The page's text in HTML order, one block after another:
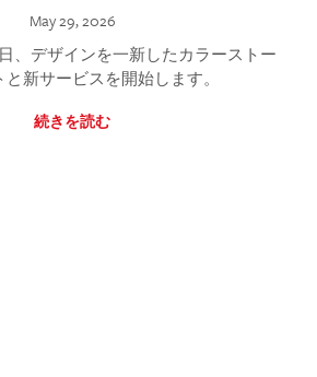
May 29, 2026
、デザインを一新したカラーストー
と新サービスを開始します。
続きを読む